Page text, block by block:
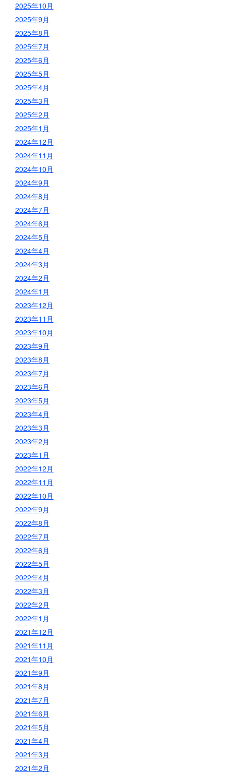
2025年10月
2025年9月
2025年8月
2025年7月
2025年6月
2025年5月
2025年4月
2025年3月
2025年2月
2025年1月
2024年12月
2024年11月
2024年10月
2024年9月
2024年8月
2024年7月
2024年6月
2024年5月
2024年4月
2024年3月
2024年2月
2024年1月
2023年12月
2023年11月
2023年10月
2023年9月
2023年8月
2023年7月
2023年6月
2023年5月
2023年4月
2023年3月
2023年2月
2023年1月
2022年12月
2022年11月
2022年10月
2022年9月
2022年8月
2022年7月
2022年6月
2022年5月
2022年4月
2022年3月
2022年2月
2022年1月
2021年12月
2021年11月
2021年10月
2021年9月
2021年8月
2021年7月
2021年6月
2021年5月
2021年4月
2021年3月
2021年2月